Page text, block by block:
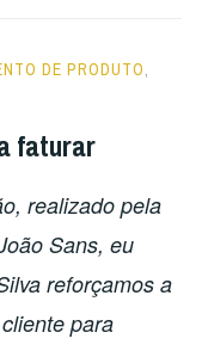
DE PRODUTO,
faturar
realizado pela
Sans, eu
reforçamos a
para